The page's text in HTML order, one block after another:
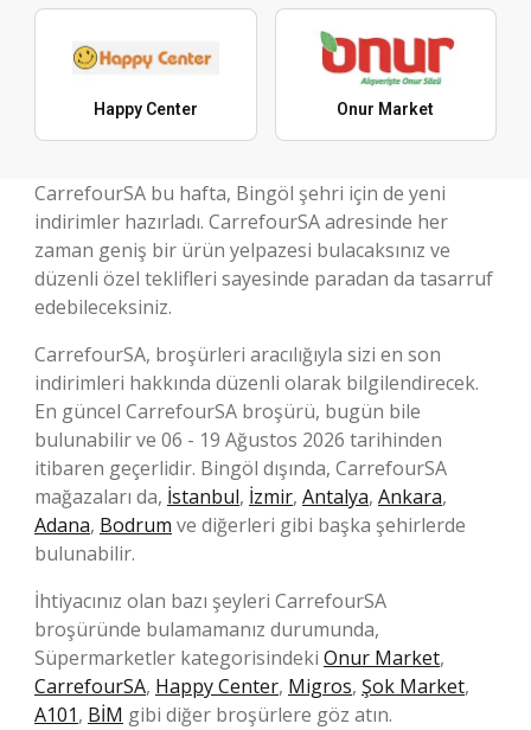
Happy Center Onur Market
CarrefourSA bu hafta, Bingöl şehri için de yeni
indirimler hazırladı. CarrefourSA adresinde her
zaman geniş bir ürün yelpazesi bulacaksınız ve
düzenli özel teklifleri sayesinde paradan da tasarruf
edebileceksiniz.
CarrefourSA, broşürleri aracılığıyla sizi en son
indirimleri hakkında düzenli olarak bilgilendirecek.
En güncel CarrefourSA broşürü, bugün bile
bulunabilir ve 06 - 19 Ağustos 2026 tarihinden
itibaren geçerlidir. Bingöl dışında, CarrefourSA
mağazaları da, İstanbul, İzmir, Antalya, Ankara,
Adana, Bodrum ve diğerleri gibi başka şehirlerde
bulunabilir.
İhtiyacınız olan bazı şeyleri CarrefourSA
broşüründe bulamamanız durumunda,
Süpermarketler kategorisindeki Onur Market,
CarrefourSA, Happy Center, Migros, Şok Market,
A101, BİM gibi diğer broşürlere göz atın.